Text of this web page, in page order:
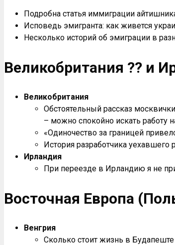
Подробна статья иммиграции
Исповедь эмигранта: как живется
Несколько историй об эмиграции в
Великобритания ?? и
Великобритания
Обстоятельный рассказ
– можно спокойно искать работу
«Одиночество за границей
История разработчика уехавшего
Ирландия
При переезде в Ирландию я не
Восточная Европа
Венгрия
Сколько стоит жизнь в